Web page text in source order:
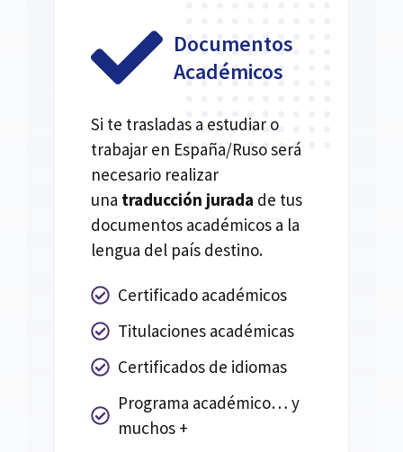
Documentos
Académicos
Si te trasladas a estudiar o
trabajar en España/Ruso será
necesario realizar
una traducción jurada de tus
documentos académicos a la
lengua del país destino.
Certificado académicos
Titulaciones académicas
Certificados de idiomas
Programa académico… y
muchos +